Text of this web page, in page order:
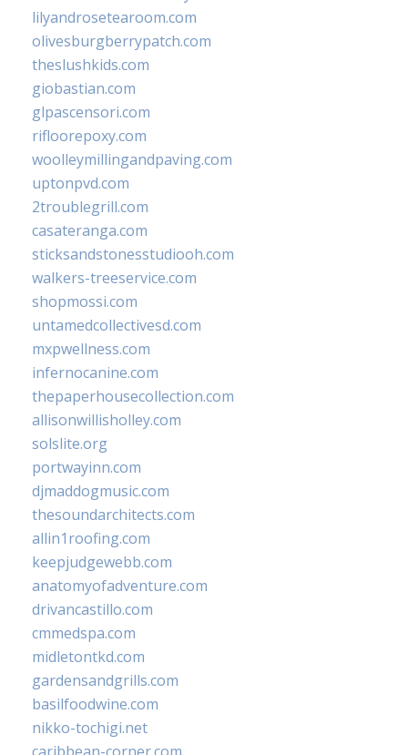
lilyandrosetearoom.com
olivesburgberrypatch.com
theslushkids.com
giobastian.com
glpascensori.com
rifloorepoxy.com
woolleymillingandpaving.com
uptonpvd.com
2troublegrill.com
casateranga.com
sticksandstonesstudiooh.com
walkers-treeservice.com
shopmossi.com
untamedcollectivesd.com
mxpwellness.com
infernocanine.com
thepaperhousecollection.com
allisonwillisholley.com
solslite.org
portwayinn.com
djmaddogmusic.com
thesoundarchitects.com
allin1roofing.com
keepjudgewebb.com
anatomyofadventure.com
drivancastillo.com
cmmedspa.com
midletontkd.com
gardensandgrills.com
basilfoodwine.com
nikko-tochigi.net